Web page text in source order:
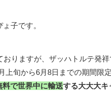
子です。
りますが、ザッハトルテ発
上旬から6月8日までの期間限
料で世界中に輸送する大大大キ